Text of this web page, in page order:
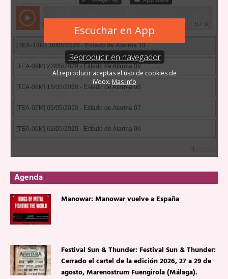
Agenda
Manowar: Manowar vuelve a España
Festival Sun & Thunder: Festival Sun & Thunder:
Cerrado el cartel de la edición 2026, 27 a 29 de
agosto, Marenostrum Fuengirola (Málaga).